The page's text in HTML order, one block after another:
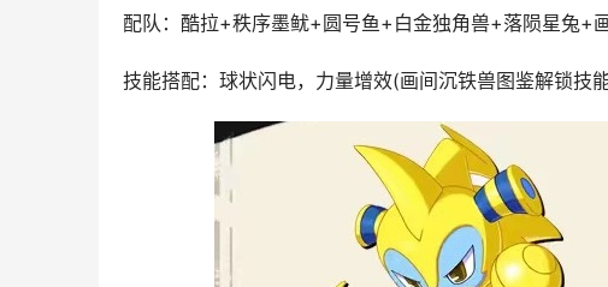
配队：酷拉+秩序墨鱿+圆号鱼+白金独角兽+落陨星兔+
技能搭配：球状闪电，力量增效(画间沉铁兽图鉴解锁